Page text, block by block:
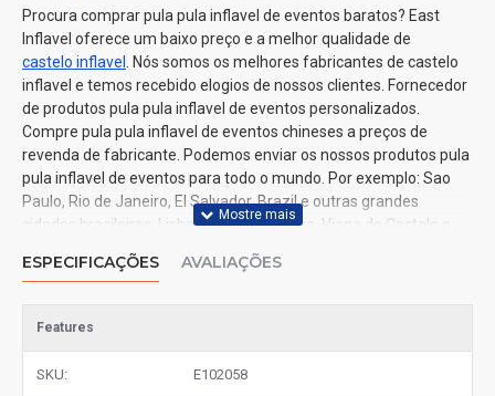
Procura comprar pula pula inflavel de eventos baratos? East
Inflavel oferece um baixo preço e a melhor qualidade de
castelo inflavel
. Nós somos os melhores fabricantes de castelo
inflavel e temos recebido elogios de nossos clientes. Fornecedor
de produtos pula pula inflavel de eventos personalizados.
Compre pula pula inflavel de eventos chineses a preços de
revenda de fabricante. Podemos enviar os nossos produtos pula
pula inflavel de eventos para todo o mundo. Por exemplo: Sao
Paulo, Rio de Janeiro, El Salvador, Brazil e outras grandes
cidades brasileiras, Lisboa, Porto, Coimbra, Viana do Castelo e
ESPECIFICAÇÕES AVALIAÇÕES
Features
SKU: E102058